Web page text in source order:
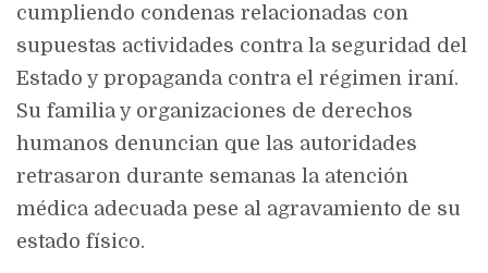
cumpliendo condenas relacionadas con
supuestas actividades contra la seguridad del
Estado y propaganda contra el régimen iraní.
Su familia y organizaciones de derechos
humanos denuncian que las autoridades
retrasaron durante semanas la atención
médica adecuada pese al agravamiento de su
estado físico.